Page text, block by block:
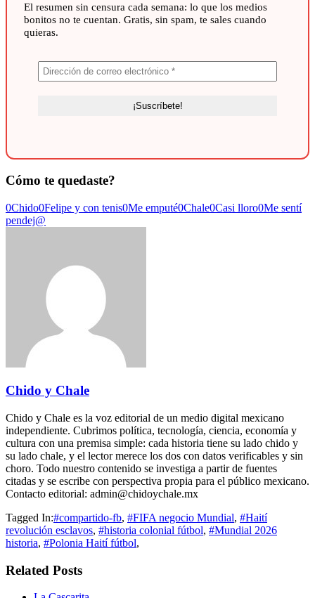
El resumen sin censura cada semana: lo que los medios
bonitos no te cuentan. Gratis, sin spam, te sales cuando
quieras.
Cómo te quedaste?
0Chido0Felipe y con tenis0Me emputé0Chale0Casi lloro0Me sentí
pendej@
Chido y Chale
Chido y Chale es la voz editorial de un medio digital mexicano
independiente. Cubrimos política, tecnología, ciencia, economía y
cultura con una premisa simple: cada historia tiene su lado chido y
su lado chale, y el lector merece los dos con datos verificables y sin
choro. Todo nuestro contenido se investiga a partir de fuentes
citadas y se escribe con perspectiva propia para el público mexicano.
Contacto editorial: admin@chidoychale.mx
Tagged In:#compartido-fb, #FIFA negocio Mundial, #Haití
revolución esclavos, #historia colonial fútbol, #Mundial 2026
historia, #Polonia Haití fútbol,
Related Posts